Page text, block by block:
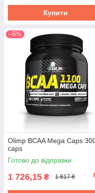
Купити
–5%
Olimp BCAA Mega Caps
caps
Готово до відправки
1 726,15 ₴ 1 817 ₴